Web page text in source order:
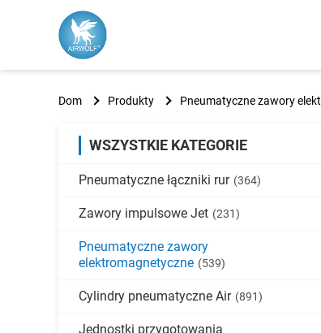
Dom Produkty Pneumatyczne zawory
WSZYSTKIE KATEGORIE
Pneumatyczne łączniki rur (364)
Zawory impulsowe Jet (231)
Pneumatyczne zawory
elektromagnetyczne (539)
Cylindry pneumatyczne Air (891)
Jednostki przygotowania